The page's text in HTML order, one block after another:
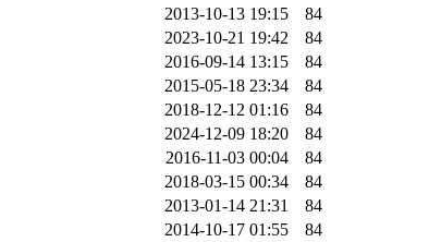
2013-10-13 19:15
84
2023-10-21 19:42
84
2016-09-14 13:15
84
2015-05-18 23:34
84
2018-12-12 01:16
84
2024-12-09 18:20
84
2016-11-03 00:04
84
2018-03-15 00:34
84
2013-01-14 21:31
84
2014-10-17 01:55
84